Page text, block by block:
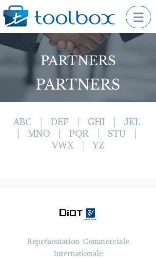
PARTNERS
PARTNERS
ABC DEF GHI| JKL
MNO PQR| STU
VWX
YZ
Représentation Commerciale
Internationale